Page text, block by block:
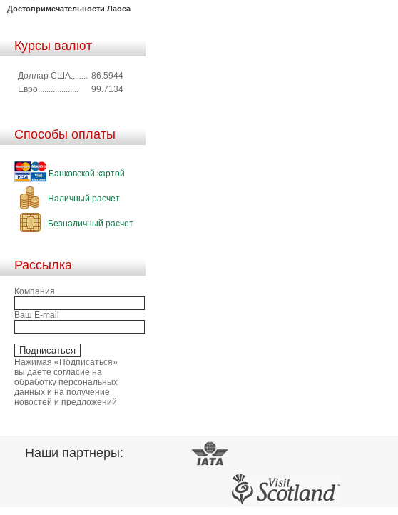
Достопримечательности Лаоса
Курсы валют
Доллар США........ 86.5944
Евро...................
99.7134
Способы оплаты
Банковской картой
Наличный расчет
Безналичный расчет
Рассылка
Компания
Ваш E-mail
Нажимая «Подписаться»
вы даёте согласие на
обработку персональных
данных и на получение
новостей и предложений
Наши партнеры: